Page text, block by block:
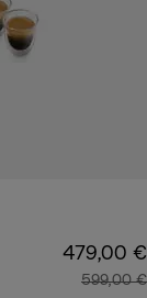
479,00 €
599,00 €